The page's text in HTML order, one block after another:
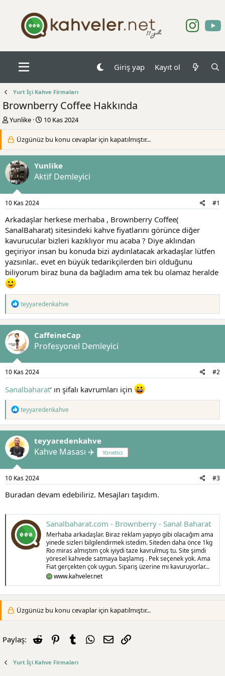
Giriş yap Kayıt ol
Yurt İçi Kahve Firmaları
Brownberry Coffee Hakkında
K
o
n
u
y
u
b
a
ş
l
a
t
n
Yunlike
B
a
ş
a
n
g
ç
a
r
i
i
10 Kas 2024
Üzgünüz bu konu cevaplar için kapatılmıştır...
Yunlike
Aktif Demleyici
10 Kas 2024 #1
Arkadaşlar herkese merhaba , Brownberry Coffee(
SanalBaharat) sitesindeki kahve fiyatlarını görünce diğer
kavurucular bizleri kazıklıyor mu acaba ? Diye aklından
geçiriyor insan bu konuda bizi aydınlatacak arkadaşlar lütfen
yazsınlar.. evet en büyük tedarikçilerden biri olduğunu
biliyorum biraz buna da bağladım ama tek bu olamaz heralde
T
p
k
e
r
teyyaredenkahve
CaffeineCap
Profesyonel Demleyici
10 Kas 2024 #2
Sanalbaharat‘ ın şifalı kavrumları için
T
e
p
k
i
l
e
r
teyyaredenkahve
teyyaredenkahve
Kahve Masası ✈️ Yönetici
10 Kas 2024 #3
Buradan devam edebiliriz. Mesajları taşıdım.
Sanalbaharat.com - Brownberry - Sanal Baharat
Merhaba arkadaşlar. Biraz reklam yapıyo gibi olacağım ama
yinede sizleri bilgilendirmek istedim. Siteden daha önce 1kg
Rio miras almıştım çok iyiydi taze kavrulmuş tu. Site şimdi
yöresel kahvede satmaya başlamış . Pek seçenek yok. Ama
Fiat gerçekten çok uygun. Sipariş üzerine mı kavuruyorlar...
www.kahveler.net
Üzgünüz bu konu cevaplar için kapatılmıştır...
Paylaş: Reddit PinterestTumblrWhatsApp
E-posta
Yurt İçi Kahve Firmaları